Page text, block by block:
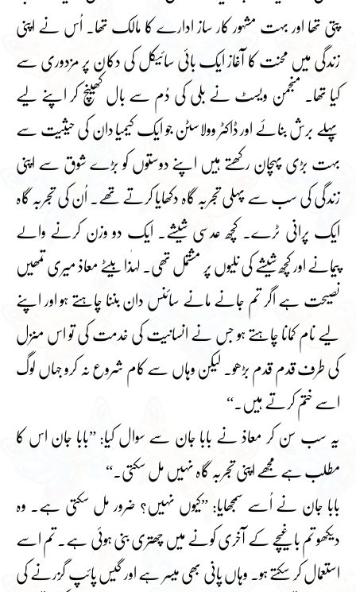
پتی تھا اور بہت مشہور کار ساز ادارے کا مالک تھا۔ اُس نے اپنی
زندگی میں محنت کا آغاز ایک بائی سائیکل کی دکان پر مزدوری سے
کیا تھا۔ منجمن ویسٹ نے بلی کی دُم سے بال کھینچ کر اپنے لیے
پہلے برش بنائے اور ڈاکٹر وولاسٹن جو ایک کیمیا دان کی حیثیت سے
بہت بڑی پہچان رکھتے ہیں اپنے دوستوں کو بڑے شوق سے اپنی
زندگی کی سب سے پہلی تجربہ گاہ دکھایا کرتے تھے۔ اُن کی تجربہ گاہ
ایک پرانی ٹرے۔ کچھ عدسی شیشے۔ ایک دو وزن کرنے والے
پیمانے اور کچھ شیشے کی نلیوں پر مشتمل تھی۔ لہٰذا بیٹے معاذ میری تمھیں
نصیحت ہے اگر تم جانے مانے سائنس دان بننا چاہتے ہو اور اپنے
لیے نام کمانا چاہتے ہو جس نے انسانیت کی خدمت کی تو اس منزل
کی طرف قدم قدم بڑھو۔ لیکن وہاں سے کام شروع نہ کرو جہاں لوگ
اسے ختم کرتے ہیں۔“
یہ سب سن کر معاذ نے بابا جان سے سوال کیا: ”بابا جان اس کا
مطلب ہے مجھے اپنی تجربہ گاہ نہیں مل سکتی۔“
بابا جان نے اُسے سمجھایا: ”کیوں نہیں؟ ضرور مل سکتی ہے۔ وہ
دیکھو تم باغیچے کے آخری کونے میں چھتری بنی ہوئی ہے۔ تم اسے
استعمال کر سکتے ہو۔ وہاں پانی بھی میسر ہے اور گیس پائپ گزرنے کی